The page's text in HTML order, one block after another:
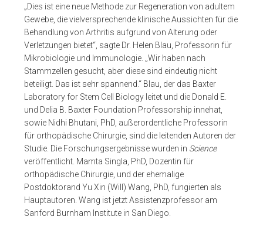
„Dies ist eine neue Methode zur Regeneration von adultem
Gewebe, die vielversprechende klinische Aussichten für die
Behandlung von Arthritis aufgrund von Alterung oder
Verletzungen bietet“, sagte Dr. Helen Blau, Professorin für
Mikrobiologie und Immunologie. „Wir haben nach
Stammzellen gesucht, aber diese sind eindeutig nicht
beteiligt. Das ist sehr spannend.“ Blau, der das Baxter
Laboratory for Stem Cell Biology leitet und die Donald E.
und Delia B. Baxter Foundation Professorship innehat,
sowie Nidhi Bhutani, PhD, außerordentliche Professorin
für orthopädische Chirurgie, sind die leitenden Autoren der
Studie. Die Forschungsergebnisse wurden in Science
veröffentlicht. Mamta Singla, PhD, Dozentin für
orthopädische Chirurgie, und der ehemalige
Postdoktorand Yu Xin (Will) Wang, PhD, fungierten als
Hauptautoren. Wang ist jetzt Assistenzprofessor am
Sanford Burnham Institute in San Diego.